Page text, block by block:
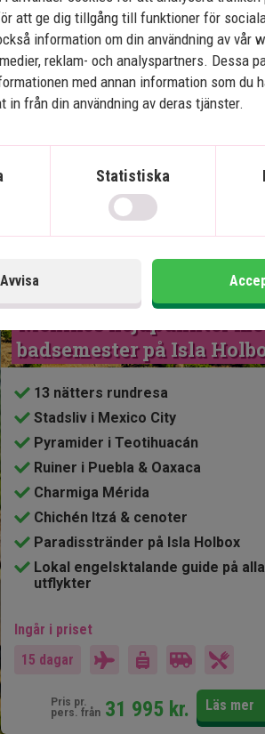
Alla rum är
värdeskåp.
badsemester på Isla
13 nätters rundresa
Stadsliv i Mexico City
Pyramider i Teotihuacán
Ruiner i Puebla & Oaxaca
Charmiga Mérida
Chichén Itzá & cenoter
Paradisstränder på Isla Holbox
Lokal engelsktalande guide på alla
utflykter
Ingår i priset
15 dagar
Pris pr.
pers. från 31 995 kr. Läs mer
att ge dig tillgång till funktioner för
information om din användning av vår
reklam- och analyspartners. Dessa
med annan information som du
in från din användning av deras tjänster.
Statistiska
Avvisa